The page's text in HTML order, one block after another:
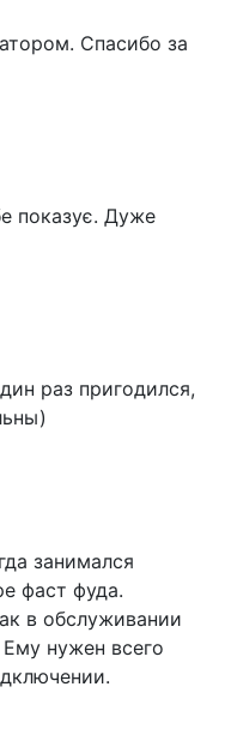
Спасибо за
показує. Дуже
раз пригодился,
занимался
фаст фуда.
в обслуживании
нужен всего